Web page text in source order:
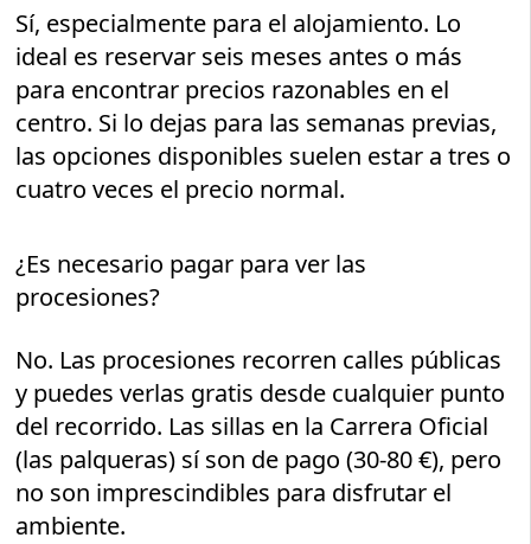
Sí, especialmente para el alojamiento. Lo
ideal es reservar seis meses antes o más
para encontrar precios razonables en el
centro. Si lo dejas para las semanas previas,
las opciones disponibles suelen estar a tres o
cuatro veces el precio normal.
¿Es necesario pagar para ver las
procesiones?
No. Las procesiones recorren calles públicas
y puedes verlas gratis desde cualquier punto
del recorrido. Las sillas en la Carrera Oficial
(las palqueras) sí son de pago (30-80 €), pero
no son imprescindibles para disfrutar el
ambiente.